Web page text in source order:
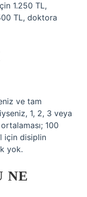
1.250 TL,
TL, doktora
ve tam
1, 2, 3 veya
100
için disiplin
yok.
NE